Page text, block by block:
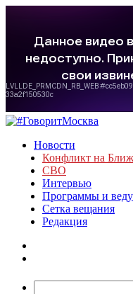
Новости
Конфликт на
СВО
Интервью
Программы и
Сетка вещания
Редакция